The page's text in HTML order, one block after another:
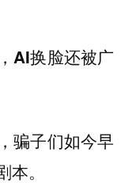
AI换脸还被广
骗子们如今早
。